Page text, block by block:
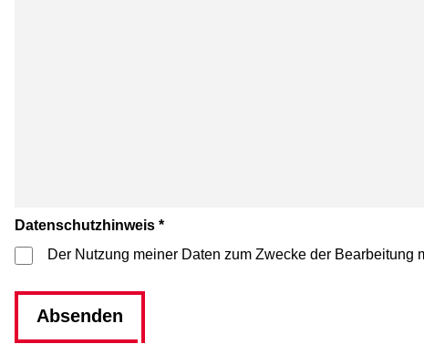
Datenschutzhinweis *
Der Nutzung meiner Daten zum Zwecke der
Absenden